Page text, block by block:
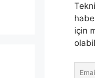
için